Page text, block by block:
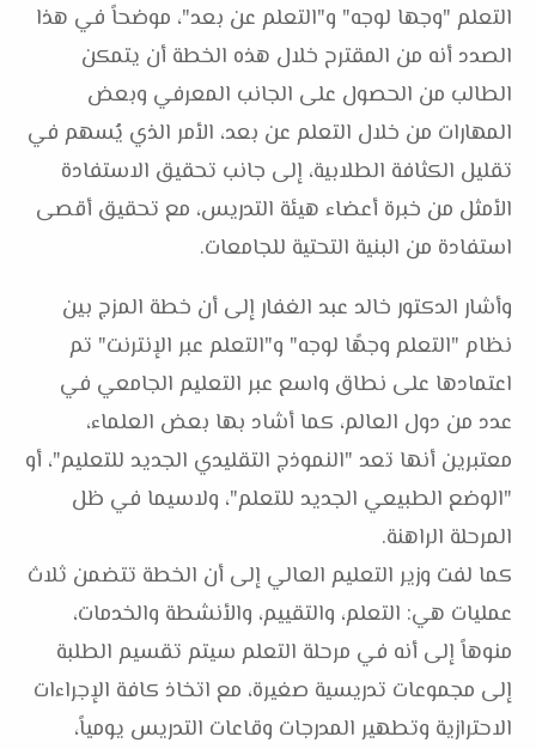
التعلم "وجها لوجه" و"التعلم عن بعد"، موضحاً في هذا
الصدد أنه من المقترح خلال هذه الخطة أن يتمكن
الطالب من الحصول على الجانب المعرفي وبعض
المهارات من خلال التعلم عن بعد، الأمر الذي يُسهم في
تقليل الكثافة الطلابية، إلى جانب تحقيق الاستفادة
الأمثل من خبرة أعضاء هيئة التدريس، مع تحقيق أقصى
استفادة من البنية التحتية للجامعات.
وأشار الدكتور خالد عبد الغفار إلى أن خطة المزج بين
نظام "التعلم وجهًا لوجه" و"التعلم عبر الإنترنت" تم
اعتمادها على نطاق واسع عبر التعليم الجامعي في
عدد من دول العالم، كما أشاد بها بعض العلماء،
معتبرين أنها تعد "النموذج التقليدي الجديد للتعليم"، أو
"الوضع الطبيعي الجديد للتعلم"، ولاسيما في ظل
المرحلة الراهنة.
كما لفت وزير التعليم العالي إلى أن الخطة تتضمن ثلاث
عمليات هي: التعلم، والتقييم، والأنشطة والخدمات،
منوهاً إلى أنه في مرحلة التعلم سيتم تقسيم الطلبة
إلى مجموعات تدريسية صغيرة، مع اتخاذ كافة الإجراءات
الاحترازية وتطهير المدرجات وقاعات التدريس يومياً،